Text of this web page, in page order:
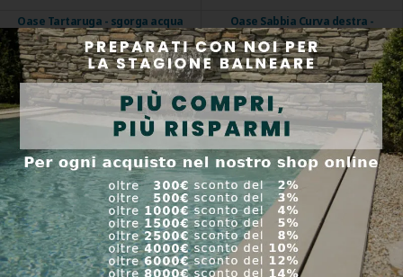
Oase Tartaruga - sgorga acqua
Oase Tartaruga - sgorga acqua.
Ulteriore ...
Codice prodotto:36778
Disponibile
Oase Sabbia Curva destra -
Elemento flusso Arco destro
Oase Sabbia Curva destra - Curva
destra elemento ...
Codice prodotto:
Entro 5 giorni